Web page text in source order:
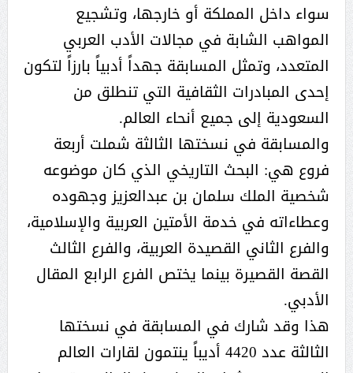
سواء داخل المملكة أو خارجها، وتشجيع
المواهب الشابة في مجالات الأدب العربي
المتعدد، وتمثل المسابقة جهداً أدبياً بارزاً لتكون
إحدى المبادرات الثقافية التي تنطلق من
السعودية إلى جميع أنحاء العالم.
والمسابقة في نسختها الثالثة شملت أربعة
فروع هي: البحث التاريخي الذي كان موضوعه
شخصية الملك سلمان بن عبدالعزيز وجهوده
وعطاءاته في خدمة الأمتين العربية والإسلامية،
والفرع الثاني القصيدة العربية، والفرع الثالث
القصة القصيرة بينما يختص الفرع الرابع المقال
الأدبي.
هذا وقد شارك في المسابقة في نسختها
الثالثة عدد 4420 أديباً ينتمون لقارات العالم